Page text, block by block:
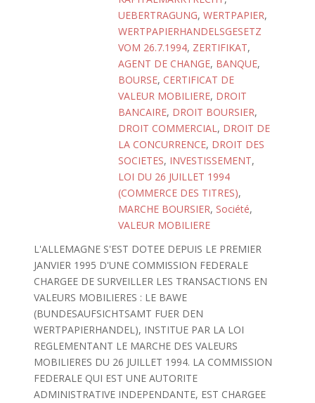
UEBERTRAGUNG, WERTPAPIER,
WERTPAPIERHANDELSGESETZ
VOM 26.7.1994, ZERTIFIKAT,
AGENT DE CHANGE, BANQUE,
BOURSE, CERTIFICAT DE
VALEUR MOBILIERE, DROIT
BANCAIRE, DROIT BOURSIER,
DROIT COMMERCIAL, DROIT DE
LA CONCURRENCE, DROIT DES
SOCIETES, INVESTISSEMENT,
LOI DU 26 JUILLET 1994
(COMMERCE DES TITRES),
MARCHE BOURSIER, Société,
VALEUR MOBILIERE
L'ALLEMAGNE S'EST DOTEE DEPUIS LE PREMIER
JANVIER 1995 D'UNE COMMISSION FEDERALE
CHARGEE DE SURVEILLER LES TRANSACTIONS EN
VALEURS MOBILIERES : LE BAWE
(BUNDESAUFSICHTSAMT FUER DEN
WERTPAPIERHANDEL), INSTITUE PAR LA LOI
REGLEMENTANT LE MARCHE DES VALEURS
MOBILIERES DU 26 JUILLET 1994. LA COMMISSION
FEDERALE QUI EST UNE AUTORITE
ADMINISTRATIVE INDEPENDANTE, EST CHARGEE